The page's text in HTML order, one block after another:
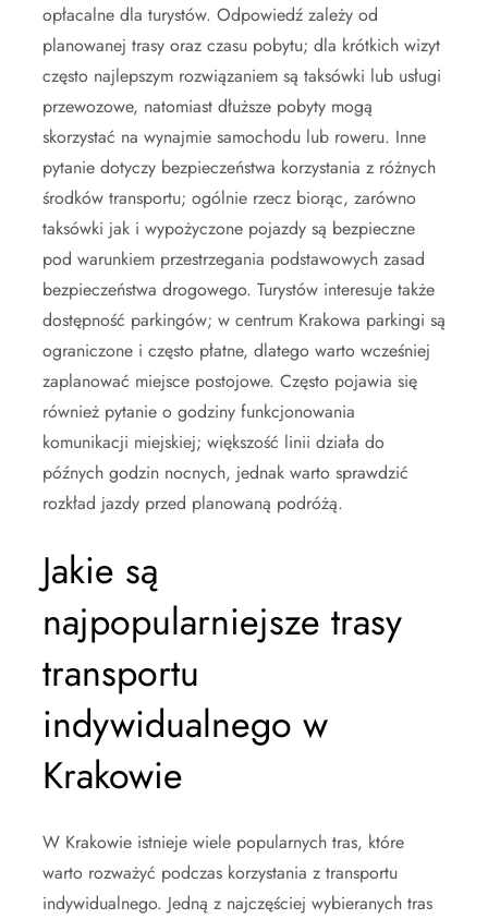
opłacalne dla turystów. Odpowiedź zależy od
planowanej trasy oraz czasu pobytu; dla krótkich wizyt
często najlepszym rozwiązaniem są taksówki lub usługi
przewozowe, natomiast dłuższe pobyty mogą
skorzystać na wynajmie samochodu lub roweru. Inne
pytanie dotyczy bezpieczeństwa korzystania z różnych
środków transportu; ogólnie rzecz biorąc, zarówno
taksówki jak i wypożyczone pojazdy są bezpieczne
pod warunkiem przestrzegania podstawowych zasad
bezpieczeństwa drogowego. Turystów interesuje także
dostępność parkingów; w centrum Krakowa parkingi są
ograniczone i często płatne, dlatego warto wcześniej
zaplanować miejsce postojowe. Często pojawia się
również pytanie o godziny funkcjonowania
komunikacji miejskiej; większość linii działa do
późnych godzin nocnych, jednak warto sprawdzić
rozkład jazdy przed planowaną podróżą.
Jakie są
najpopularniejsze trasy
transportu
indywidualnego w
Krakowie
W Krakowie istnieje wiele popularnych tras, które
warto rozważyć podczas korzystania z transportu
indywidualnego. Jedną z najczęściej wybieranych tras